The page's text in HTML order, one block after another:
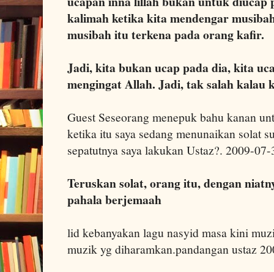
kalimah ketika kita mendengar
musibah itu terkena pada orang kafir.
Jadi, kita bukan ucap pada dia, kita
mengingat Allah. Jadi, tak salah kalau
Guest Seseorang menepuk bahu kanan
ketika itu saya sedang menunaikan solat
sepatutnya saya lakukan Ustaz?. 2009-
Teruskan solat, orang itu, dengan
pahala berjemaah
lid kebanyakan lagu nasyid masa kini
muzik yg diharamkan.pandangan ustaz